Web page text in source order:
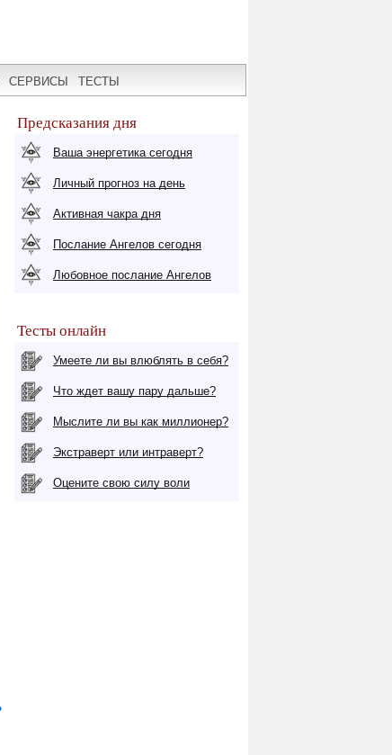
СЕРВИСЫ ТЕСТЫ
Предсказания дня
Ваша энергетика сегодня
Личный прогноз на день
Активная чакра дня
Послание Ангелов сегодня
Любовное послание Ангелов
Тесты онлайн
Умеете ли вы влюблять в себя?
Что ждет вашу пару дальше?
Мыслите ли вы как миллионер?
Экстраверт или интраверт?
Оцените свою силу воли